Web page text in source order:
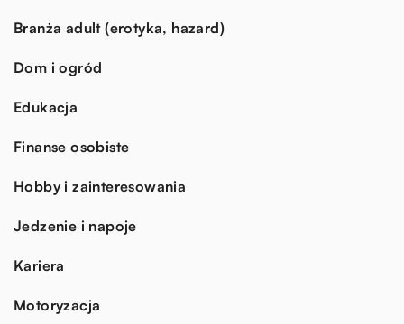
Branża adult (erotyka, hazard)
Dom i ogród
Edukacja
Finanse osobiste
Hobby i zainteresowania
Jedzenie i napoje
Kariera
Motoryzacja